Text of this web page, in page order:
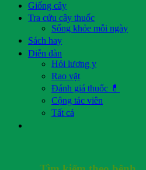
Giống cây
Tra cứu cây thuốc
Sống khỏe mỗi ngày
Sách hay
Diễn đàn
Hỏi lương y
Rao vặt
Đánh giá thuốc 💊
Cộng tác viên
Tất cả